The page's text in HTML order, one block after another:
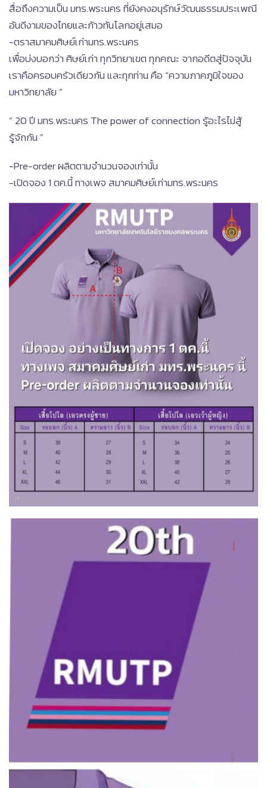
สื่อถึงความเป็น มทร.พระนคร ที่ยังคงอนุรักษ์วัฒนธรรมประเพณี
อันดีงามของไทยและก้าวทันโลกอยู่เสมอ
-ตราสมาคมศิษย์เก่ามทร.พระนคร
เพื่อบ่งบอกว่า ศิษย์เก่า ทุกวิทยาเขต ทุกคณะ จากอดีตสู่ปัจจุบัน
เราคือครอบครัวเดียวกัน และทุกท่าน คือ “ความภาคภูมิใจของ
มหาวิทยาลัย ”
” 20 ปี มทร.พระนคร The power of connection รู้อะไรไม่สู้
รู้จักกัน ”
-Pre-order ผลิตตามจำนวนจองเท่านั้น
-เปิดจอง 1 ตค.นี้ ทางเพจ สมาคมศิษย์เก่ามทร.พระนคร